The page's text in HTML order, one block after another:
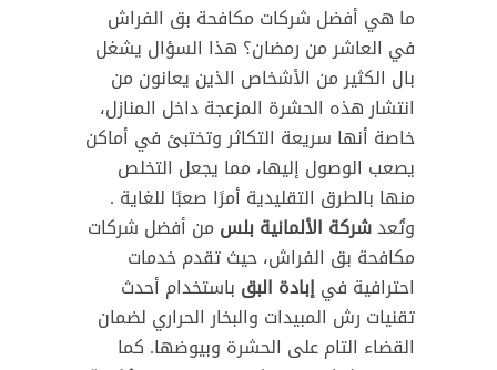
ما هي أفضل شركات مكافحة بق الفراش
في العاشر من رمضان؟ هذا السؤال يشغل
بال الكثير من الأشخاص الذين يعانون من
انتشار هذه الحشرة المزعجة داخل المنازل،
خاصة أنها سريعة التكاثر وتختبئ في أماكن
يصعب الوصول إليها، مما يجعل التخلص
منها بالطرق التقليدية أمرًا صعبًا للغاية .
وتُعدشركة الألمانية بلس من أفضل شركات
مكافحة بق الفراش، حيث تقدم خدمات
احترافية فيإبادة البق باستخدام أحدث
تقنيات رش المبيدات والبخار الحراري لضمان
القضاء التام على الحشرة وبيوضها. كما